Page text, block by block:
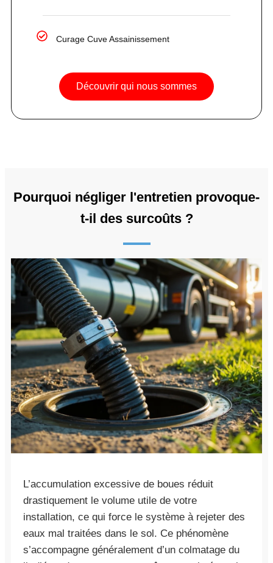
Curage Cuve Assainissement
Découvrir qui nous sommes
Pourquoi négliger l'entretien provoque-
t-il des surcoûts ?
L’accumulation excessive de boues réduit
drastiquement le volume utile de votre
installation, ce qui force le système à rejeter des
eaux mal traitées dans le sol. Ce phénomène
s’accompagne généralement d’un colmatage du